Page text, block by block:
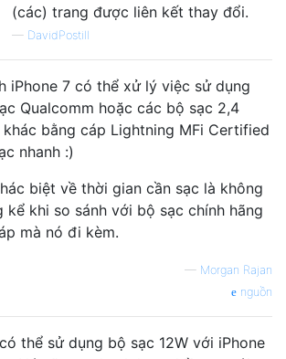
(các) trang được liên kết thay đổi.
— DavidPostill
iPhone 7 có thể xử lý việc sử dụng
Qualcomm hoặc các bộ sạc 2,4
khác bằng cáp Lightning MFi Certified
nhanh :)
biệt về thời gian cần sạc là không
kể khi so sánh với bộ sạc chính hãng
mà nó đi kèm.
— Morgan Rajan
nguồn
thể sử dụng bộ sạc 12W với iPhone